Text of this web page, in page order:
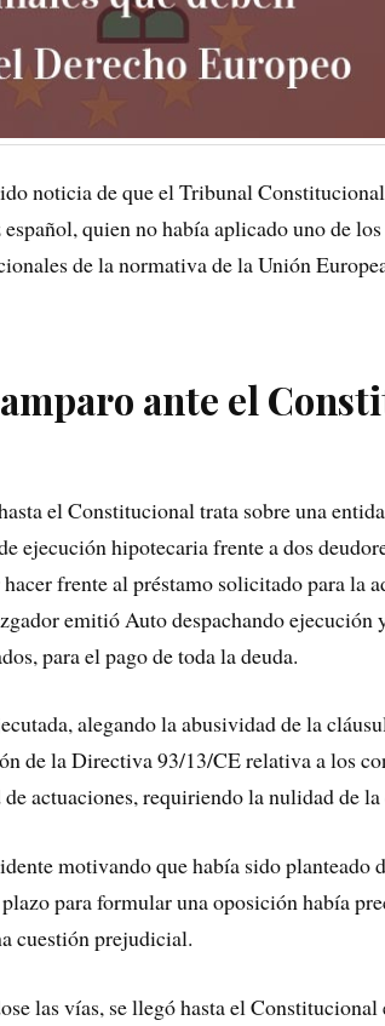
noticia de que el Tribunal
quien no había aplicado uno de
de la normativa de la Unión
ante el
el Constitucional trata sobre una
ejecución hipotecaria frente a dos
frente al préstamo solicitado para la
emitió Auto despachando ejecución
para el pago de toda la deuda.
alegando la abusividad de la
de la Directiva 93/13/CE relativa a los
actuaciones, requiriendo la nulidad de
motivando que había sido planteado
para formular una oposición había
cuestión prejudicial.
las vías, se llegó hasta el